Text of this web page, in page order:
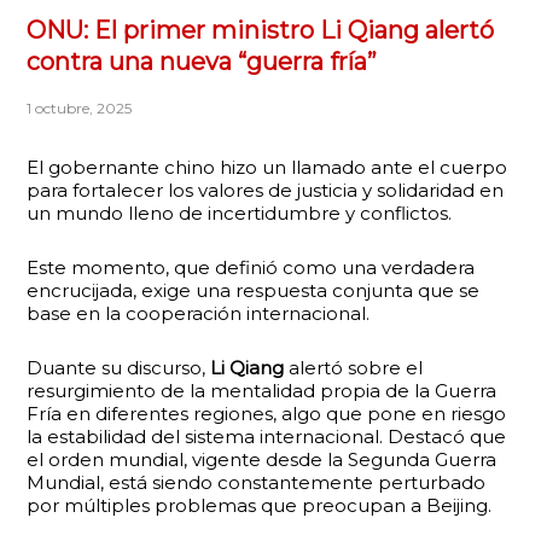
ONU: El primer ministro Li Qiang alertó
contra una nueva “guerra fría”
1 octubre, 2025
El gobernante chino hizo un llamado ante el cuerpo
para fortalecer los valores de justicia y solidaridad en
un mundo lleno de incertidumbre y conflictos.
Este momento, que definió como una verdadera
encrucijada, exige una respuesta conjunta que se
base en la cooperación internacional.
Duante su discurso, Li Qiang alertó sobre el
resurgimiento de la mentalidad propia de la Guerra
Fría en diferentes regiones, algo que pone en riesgo
la estabilidad del sistema internacional. Destacó que
el orden mundial, vigente desde la Segunda Guerra
Mundial, está siendo constantemente perturbado
por múltiples problemas que preocupan a Beijing.